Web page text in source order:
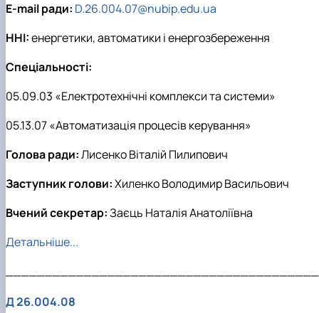
E-mail ради: D.26.004.07@nubip.edu.ua
ННІ:енергетики, автоматики і енергозбереження
Спеціальності:
05.09.03 «Електротехнічні комплекси та системи»
05.13.07 «Автоматизація процесів керування»
Голова ради:Лисенко Віталій Пилипович
Заступник голови:Хиленко Володимир Васильович
Вчений секретар:Заєць Наталія Анатоліївна
Детальніше...
Д 26.004.08